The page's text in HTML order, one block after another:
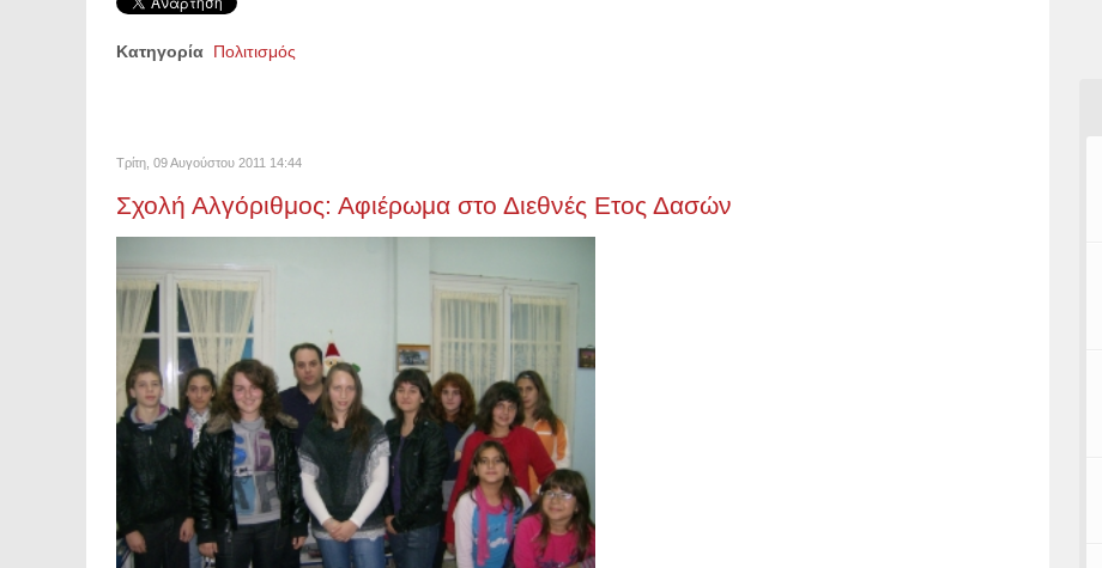
Κατηγορία Πολιτισμός
Τρίτη, 09 Αυγούστου 2011 14:44
Σχολή Αλγόριθμος: Αφιέρωμα στο Διεθνές Ετος Δασών